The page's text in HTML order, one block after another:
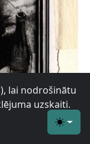
lai nodrošinātu
uzskaiti.